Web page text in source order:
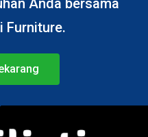
Anda bersama
Furniture.